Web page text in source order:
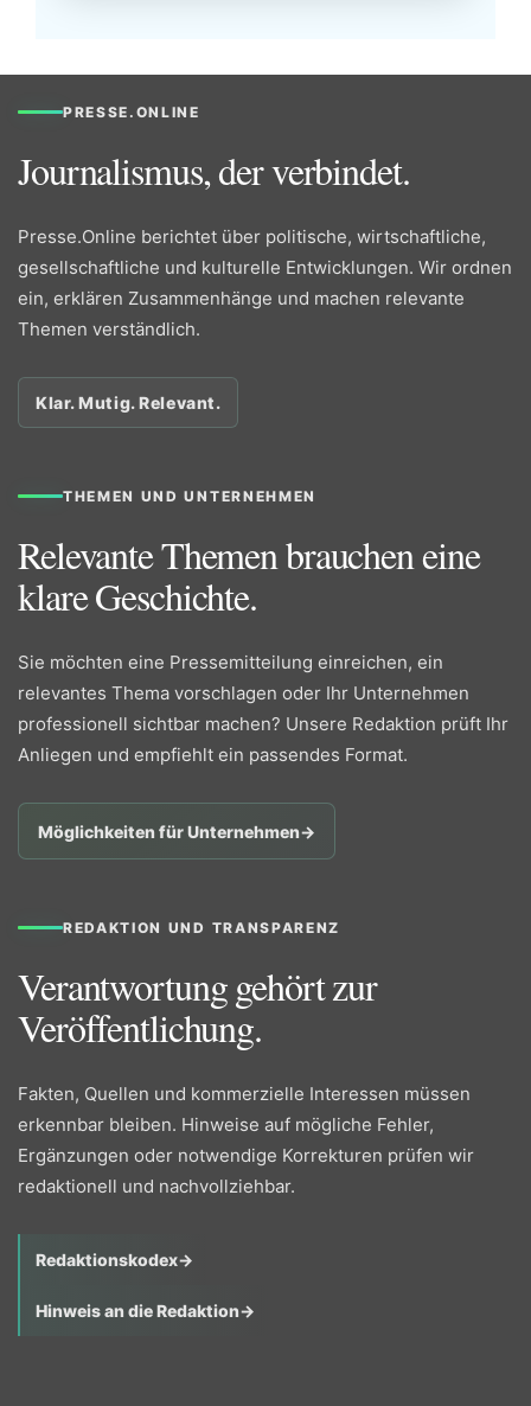
PRESSE.ONLINE
Journalismus, der verbindet.
Presse.Online berichtet über politische, wirtschaftliche,
gesellschaftliche und kulturelle Entwicklungen. Wir ordnen
ein, erklären Zusammenhänge und machen relevante
Themen verständlich.
Klar. Mutig. Relevant.
THEMEN UND UNTERNEHMEN
Relevante Themen brauchen eine
klare Geschichte.
Sie möchten eine Pressemitteilung einreichen, ein
relevantes Thema vorschlagen oder Ihr Unternehmen
professionell sichtbar machen? Unsere Redaktion prüft Ihr
Anliegen und empfiehlt ein passendes Format.
Möglichkeiten für Unternehmen→
REDAKTION UND TRANSPARENZ
Verantwortung gehört zur
Veröffentlichung.
Fakten, Quellen und kommerzielle Interessen müssen
erkennbar bleiben. Hinweise auf mögliche Fehler,
Ergänzungen oder notwendige Korrekturen prüfen wir
redaktionell und nachvollziehbar.
Redaktionskodex→
Hinweis an die Redaktion→